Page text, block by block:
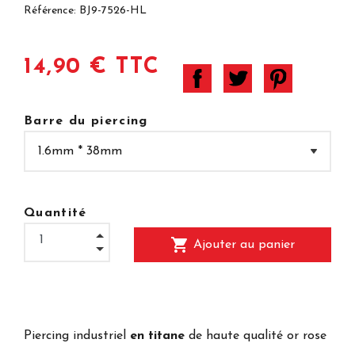
Référence: BJ9-7526-HL
14,90 € TTC
Barre du piercing
Quantité
shopping_cart Ajouter au panier
Piercing industriel en titane de haute qualité or rose